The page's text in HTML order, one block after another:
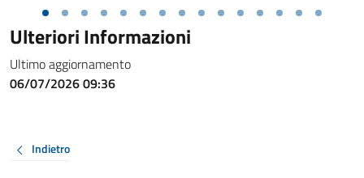
Ulteriori Informazioni
Ultimo aggiornamento
06/07/2026 09:36
Indietro